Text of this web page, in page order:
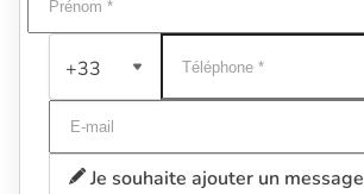
+33
Je souhaite ajouter un message